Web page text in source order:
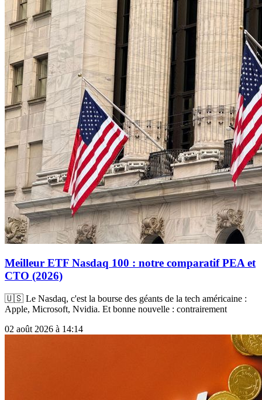
Meilleur ETF Nasdaq 100 : notre comparatif PEA et
CTO (2026)
🇺🇸 Le Nasdaq, c'est la bourse des géants de la tech américaine :
Apple, Microsoft, Nvidia. Et bonne nouvelle : contrairement
02 août 2026 à 14:14